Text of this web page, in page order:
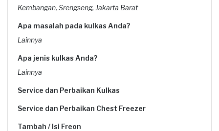
Kembangan, Srengseng, Jakarta Barat
Apa masalah pada kulkas Anda?
Lainnya
Apa jenis kulkas Anda?
Lainnya
Service dan Perbaikan Kulkas
Service dan Perbaikan Chest Freezer
Tambah / Isi Freon